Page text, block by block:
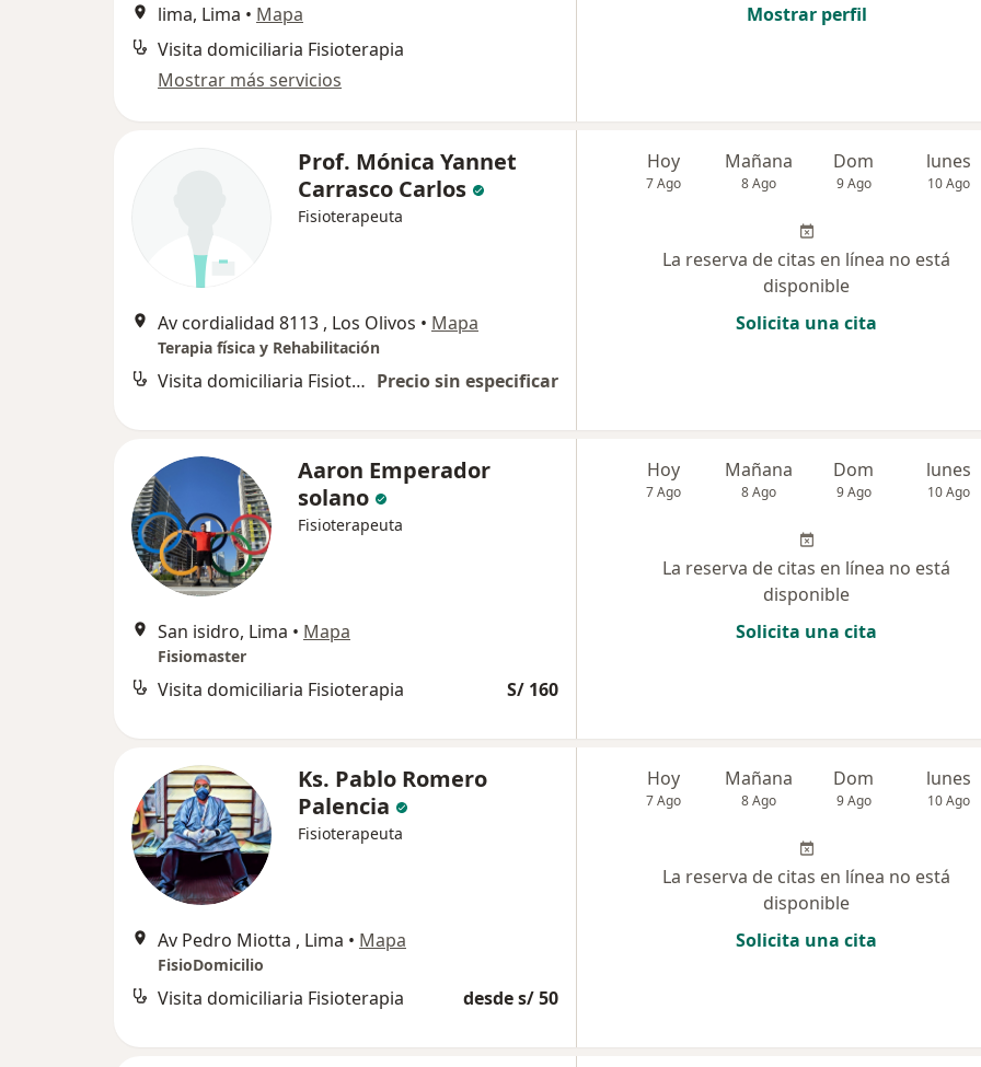
lima, Lima • Mapa
Visita domiciliaria Fisioterapia
Mostrar más servicios
Mostrar perfil
Prof. Mónica Yannet
Carrasco Carlos
Fisioterapeuta
Av cordialidad 8113 , Los Olivos • Mapa
Terapia física y Rehabilitación
Visita domiciliaria Fisioterapia Precio sin especificar
Hoy
7 Ago
Mañana
8 Ago
Dom
9 Ago
lunes
10 Ago
La reserva de citas en línea no está
disponible
Solicita una cita
Aaron Emperador
solano
Fisioterapeuta
San isidro, Lima • Mapa
Fisiomaster
Visita domiciliaria Fisioterapia S/ 160
Hoy
7 Ago
Mañana
8 Ago
Dom
9 Ago
lunes
10 Ago
La reserva de citas en línea no está
disponible
Solicita una cita
Ks. Pablo Romero
Palencia
Fisioterapeuta
Av Pedro Miotta , Lima • Mapa
FisioDomicilio
Visita domiciliaria Fisioterapia desde s/ 50
Hoy
7 Ago
Mañana
8 Ago
Dom
9 Ago
lunes
10 Ago
La reserva de citas en línea no está
disponible
Solicita una cita